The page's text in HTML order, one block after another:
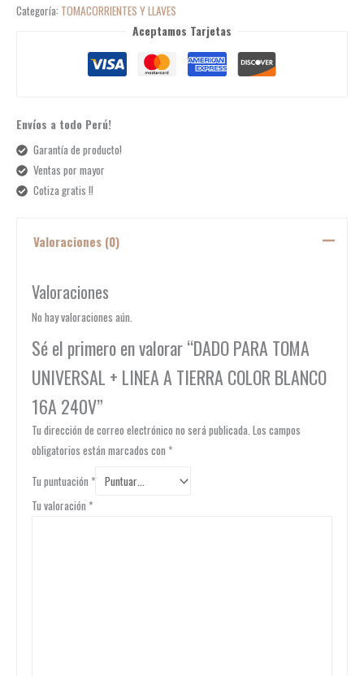
Categoría: TOMACORRIENTES Y LLAVES
Aceptamos Tarjetas
Envíos a todo Perú!
Garantía de producto!
Ventas por mayor
Cotiza gratis !!
Valoraciones (0)
Valoraciones
No hay valoraciones aún.
Sé el primero en valorar “DADO PARA TOMA
UNIVERSAL + LINEA A TIERRA COLOR BLANCO
16A 240V”
Tu dirección de correo electrónico no será publicada. Los campos
obligatorios están marcados con *
Tu puntuación *
Tu valoración *